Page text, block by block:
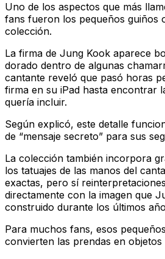
Uno de los aspectos que más
fans fueron los pequeños guiños
colección.
La firma de Jung Kook aparece
dorado dentro de algunas
cantante reveló que pasó horas
firma en su iPad hasta encontrar
quería incluir.
Según explicó, este detalle
de “mensaje secreto” para sus
La colección también incorpora
los tatuajes de las manos del
exactas, pero sí
directamente con la imagen que
construido durante los últimos
Para muchos fans, esos
convierten las prendas en objetos